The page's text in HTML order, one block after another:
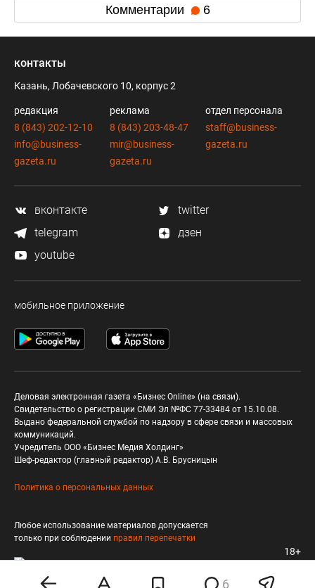
Комментарии 6
6
контакты
Казань, Лобачевского 10, корпус 2
редакция
8 (843) 202-12-10
info@business-
gazeta.ru
реклама
8 (843) 203-48-47
mir@business-
gazeta.ru
отдел персонала
staff@business-
gazeta.ru
вконтакте
twitter
telegram
дзен
youtube
мобильное приложение
Деловая электронная газета «Бизнес Online» (на связи).
Свидетельство о регистрации СМИ Эл №ФС 77-33484 от 15.10.08.
Выдано федеральной службой по надзору в сфере связи и массовых
коммуникаций.
Учредитель ООО «Бизнес Медия Холдинг»
Шеф-редактор (главный редактор) А.В. Брусницын
Политика о персональных данных
Любое использование материалов допускается
только при соблюдении правил перепечатки
18+